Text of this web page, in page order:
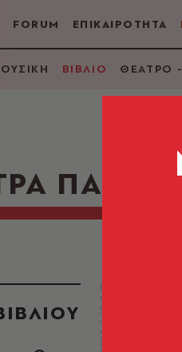
FORUM ΕΠΙΚΑΙΡΟΤΗΤΑ
ΒΙΒΛΙΟ ΘΕΑΤΡΟ